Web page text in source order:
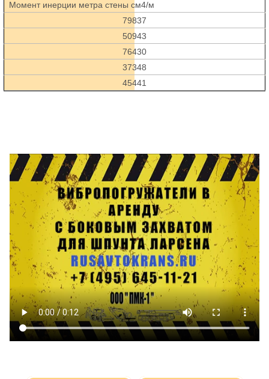
Момент инерции метра стены см4/м
79837
50943
76430
37348
45441